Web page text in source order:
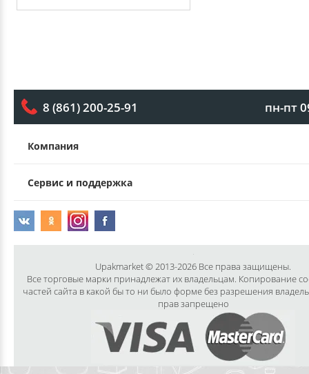
8 (861) 200-25-91 пн-пт
Компания
Сервис и поддержка
Upakmarket © 2013-2026 Все права защищены.
Все торговые марки принадлежат их владельцам. Копирование
частей сайта в какой бы то ни было форме без разрешения
прав запрещено